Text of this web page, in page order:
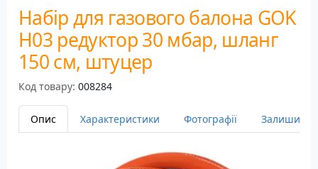
Набір для газового балона GOK
H03 редуктор 30 мбар, шланг
150 см, штуцер
Код товару: 008284
Опис Характеристики Фотографії Залишити